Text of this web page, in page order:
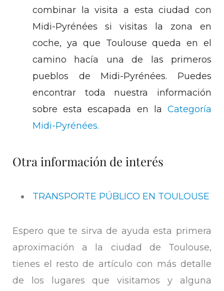
combinar la visita a esta ciudad con
Midi-Pyrénées si visitas la zona en
coche, ya que Toulouse queda en el
camino hacía una de las primeros
pueblos de Midi-Pyrénées. Puedes
encontrar toda nuestra información
sobre esta escapada en la Categoría
Midi-Pyrénées.
Otra información de interés
TRANSPORTE PÚBLICO EN TOULOUSE
Espero que te sirva de ayuda esta primera
aproximación a la ciudad de Toulouse,
tienes el resto de artículo con más detalle
de los lugares que visitamos y alguna